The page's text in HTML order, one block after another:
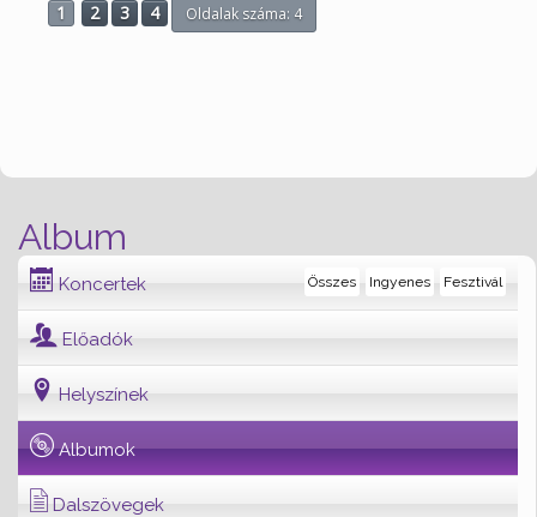
Album
Koncertek Fesztivál
Ingyenes
Összes
Előadók
Helyszínek
Albumok
Dalszövegek
1 2 3 4 Oldalak száma: 4